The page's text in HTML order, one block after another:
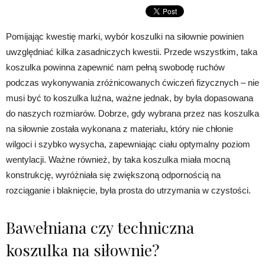
Pomijając kwestię marki, wybór koszulki na siłownie powinien
uwzględniać kilka zasadniczych kwestii. Przede wszystkim, taka
koszulka powinna zapewnić nam pełną swobodę ruchów
podczas wykonywania zróżnicowanych ćwiczeń fizycznych – nie
musi być to koszulka luźna, ważne jednak, by była dopasowana
do naszych rozmiarów. Dobrze, gdy wybrana przez nas koszulka
na siłownie została wykonana z materiału, który nie chłonie
wilgoci i szybko wysycha, zapewniając ciału optymalny poziom
wentylacji. Ważne również, by taka koszulka miała mocną
konstrukcję, wyróżniała się zwiększoną odpornością na
rozciąganie i blaknięcie, była prosta do utrzymania w czystości.
Bawełniana czy techniczna
koszulka na siłownie?